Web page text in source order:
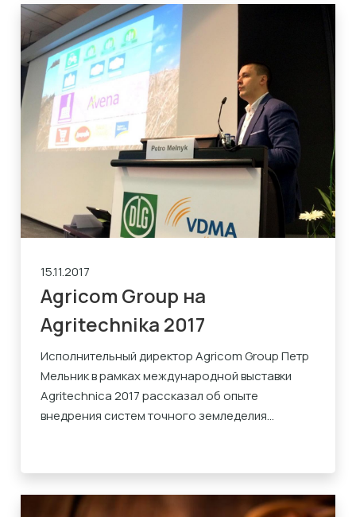
15.11.2017
Agricom Group на
Agritechnika 2017
Исполнительный директор Agricom Group Петр
Мельник в рамках международной выставки
Agritechnica 2017 рассказал об опыте
внедрения систем точного земледелия...